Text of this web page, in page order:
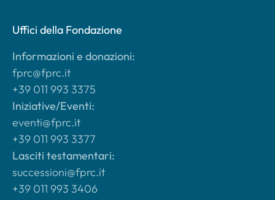
Uffici della Fondazione
Informazioni e donazioni:
fprc@fprc.it
+39 011 993 3375
Iniziative/Eventi:
eventi@fprc.it
+39 011 993 3377
Lasciti testamentari:
successioni@fprc.it
+39 011 993 3406